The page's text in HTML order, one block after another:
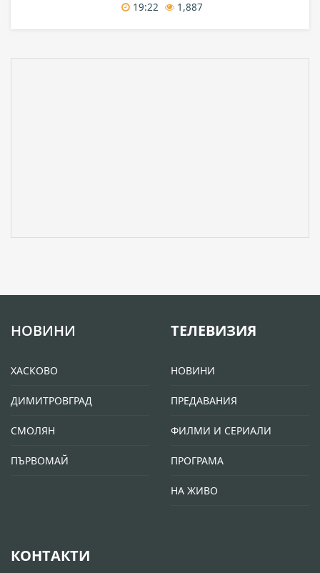
19:22
1,887
НОВИНИ
ХАСКОВО
ДИМИТРОВГРАД
СМОЛЯН
ПЪРВОМАЙ
ТЕЛЕВИЗИЯ
НОВИНИ
ПРЕДАВАНИЯ
ФИЛМИ И СЕРИАЛИ
ПРОГРАМА
НА ЖИВО
КОНТАКТИ